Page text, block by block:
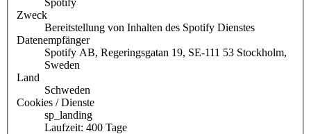
Spotify
Zweck
Bereitstellung von Inhalten des Spotify Dienstes
Datenempfänger
Spotify AB, Regeringsgatan 19, SE-111 53 Stockholm,
Sweden
Land
Schweden
Cookies / Dienste
sp_landing
Laufzeit: 400 Tage